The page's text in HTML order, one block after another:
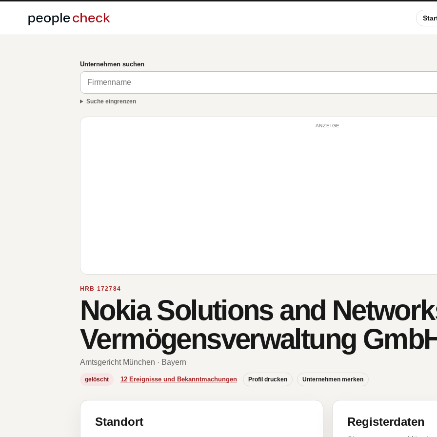
Unternehmen suchen
Suche eingrenzen
ANZEIGE
HRB 172784
Nokia Solutions and
Vermögensverwaltung
Amtsgericht München · Bayern
gelöscht 12 Ereignisse und Bekanntmachungen Profil drucken Unternehmen merken
Standort Registerdaten